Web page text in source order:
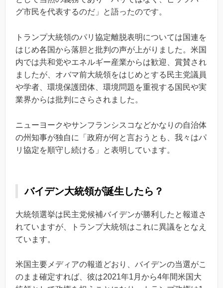
グ市民を代表するのだ」と語ったのです。
トランプ大統領のパリ協定離脱表明については国連を
はじめ各国から落胆と批判の声が上がりました。米国
内では共和党やエネルギー産業からは歓迎、賞賛され
ましたが、オバマ前大統領をはじめとする民主党議員
や学者、環境保護団体、環境問題を重視する国民や実
業界からは批判にさらされました。
ニューヨークやサンフランシスコなどかなりの自治体
の州知事が独自に「政府が何と言おうとも、我々はパ
リ協定を順守し続ける」と表明しています。
バイデン大統領が誕生したら？
大統領選挙は民主党候補バイデンが勝利したと報道さ
れていますが、トランプ大統領はこれに異議をとなえ
ています。
米国主要メディアの報道どおり、バイデンの当選がこ
のまま確定すれば、彼は2021年1月から4年間米国大